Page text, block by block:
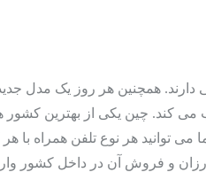
دارند. همچنین هر روز یک مدل
می کند. چین یکی از بهترین
توانید هر نوع تلفن همراه با
و فروش آن در داخل کشور